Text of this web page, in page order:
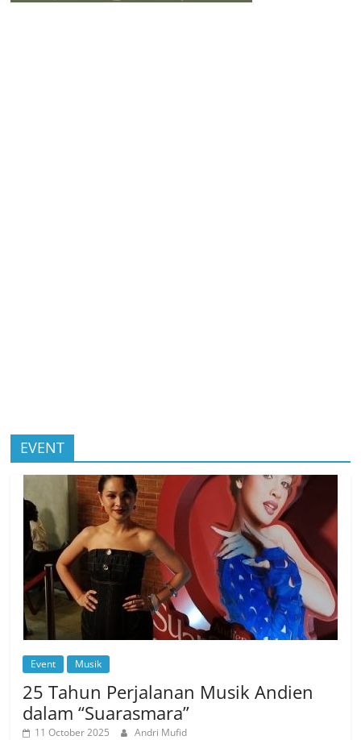
EVENT
Event Musik
25 Tahun Perjalanan Musik Andien
dalam “Suarasmara”
11 October 2025 Andri Mufid